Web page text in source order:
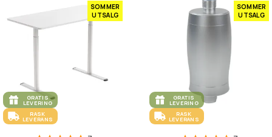
SOMMER
UTSALG
GRATIS
LEVERING
RASK
LEVERANS
SOMMER
UTSALG
GRATIS
LEVERING
RASK
LEVERANS